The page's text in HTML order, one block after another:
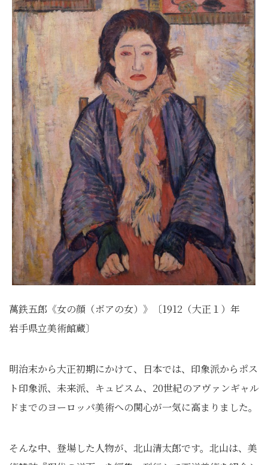
萬鉄五郎《女の顔（ボアの女）》〔1912（大正１）年
岩手県立美術館蔵〕
明治末から大正初期にかけて、日本では、印象派からポス
ト印象派、未来派、キュビスム、20世紀のアヴァンギャル
ドまでのヨーロッパ美術への関心が一気に高まりました。
そんな中、登場した人物が、北山清太郎です。北山は、美